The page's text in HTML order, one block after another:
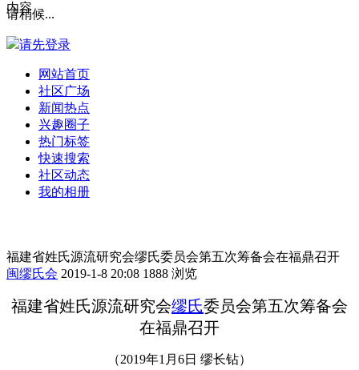
请稍候...
请先登录
网站首页
社区广场
新闻热点
兴趣圈子
热门标签
快速搜索
社区动态
我的相册
内容
福建省姓氏源流研究会缪氏委员会第五次筹备会在福鼎召开
闽缪氏会 2019-1-8 20:08 1888 浏览
福建省姓氏源流研究会缪氏委员会第五次筹备会
在福鼎召开
（2019年1 月 6日 缪长钻）